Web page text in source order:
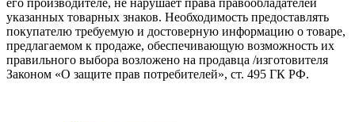
его производителе, не нарушает права правообладателей
указанных товарных знаков. Необходимость предоставлять
покупателю требуемую и достоверную информацию о товаре,
предлагаемом к продаже, обеспечивающую возможность их
правильного выбора возложено на продавца /изготовителя
Законом «О защите прав потребителей», ст. 495 ГК РФ.